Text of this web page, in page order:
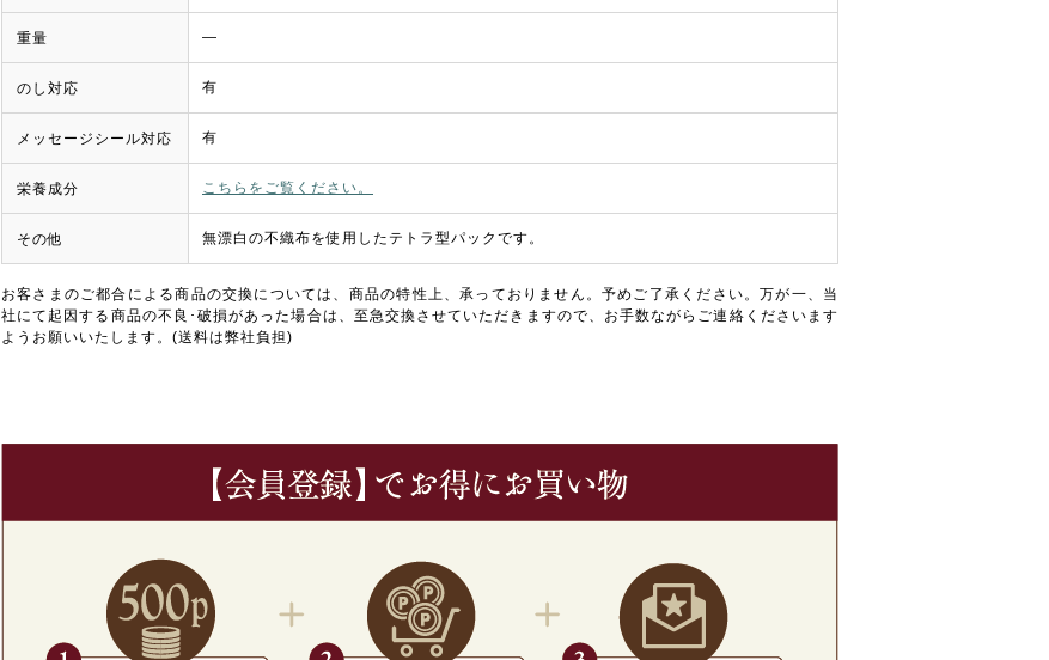
重量 ―
のし対応 有
メッセージシール対応 有
栄養成分 こちらをご覧ください。
その他 無漂白の不織布を使用したテトラ型パックです。
お客さまのご都合による商品の交換については、商品の特性上、承っておりません。予めご了承ください。万が一、当
社にて起因する商品の不良･破損があった場合は、至急交換させていただきますので、お手数ながらご連絡くださいます
ようお願いいたします。(送料は弊社負担)